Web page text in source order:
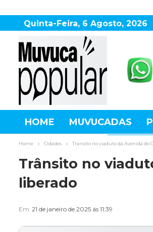
Quinta-Feira, 6 Agosto, 2026
HOME MUVUCADAS
AGRONEGÓCIO
Home Cidades Trânsito no viaduto da Avenida do
Trânsito no
liberado
Em 21 de janeiro de 2025 ás 11:39